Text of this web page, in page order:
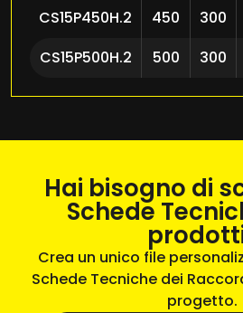
CS15P450H.2 450 300
CS15P500H.2
500 300
Hai bisogno di
Schede
Crea un unico file
Schede Tecniche dei
progetto.